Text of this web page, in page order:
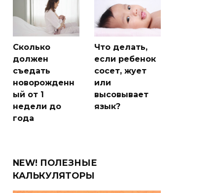
Сколько
должен
съедать
новорожденн
ый от 1
недели до
года
Что делать,
если ребенок
сосет, жует
или
высовывает
язык?
NEW! ПОЛЕЗНЫЕ
КАЛЬКУЛЯТОРЫ